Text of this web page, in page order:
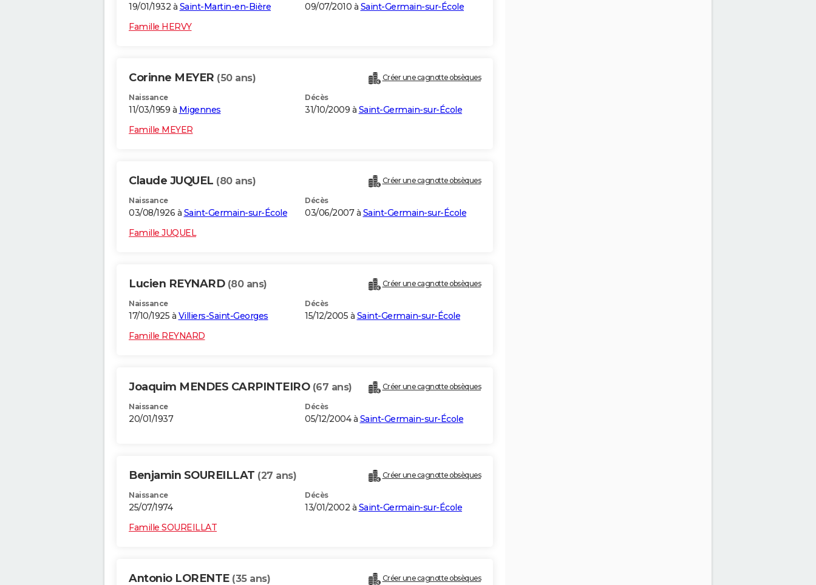
19/01/1932 à Saint-Martin-en-Bière 09/07/2010 à Saint-Germain-sur-École
Famille HERVY
Corinne MEYER (50 ans) Créer une cagnotte obsèques
Naissance
11/03/1959 à Migennes
Décès
31/10/2009 à Saint-Germain-sur-École
Famille MEYER
Claude JUQUEL (80 ans) Créer une cagnotte obsèques
Naissance
03/08/1926 à Saint-Germain-sur-École
Décès
03/06/2007 à Saint-Germain-sur-École
Famille JUQUEL
Lucien REYNARD (80 ans) Créer une cagnotte obsèques
Naissance
17/10/1925 à Villiers-Saint-Georges
Décès
15/12/2005 à Saint-Germain-sur-École
Famille REYNARD
Joaquim MENDES CARPINTEIRO (67 ans) Créer une cagnotte obsèques
Naissance
20/01/1937
Décès
05/12/2004 à Saint-Germain-sur-École
Benjamin SOUREILLAT (27 ans) Créer une cagnotte obsèques
Naissance
25/07/1974
Décès
13/01/2002 à Saint-Germain-sur-École
Famille SOUREILLAT
Antonio LORENTE (35 ans) Créer une cagnotte obsèques